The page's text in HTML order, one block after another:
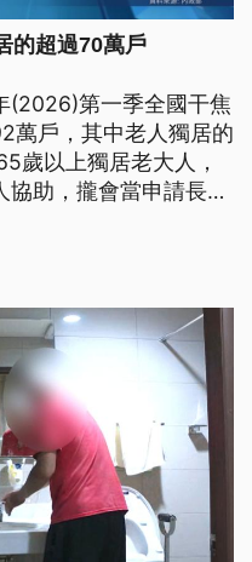
的超過70萬戶
(2026)第一季全國干焦
萬戶，其中老人獨居的
歲以上獨居老大人，
助，攏會當申請長照